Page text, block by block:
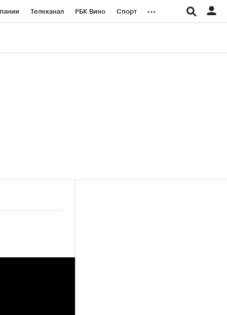
Телеканал РБК Вино Спорт ...